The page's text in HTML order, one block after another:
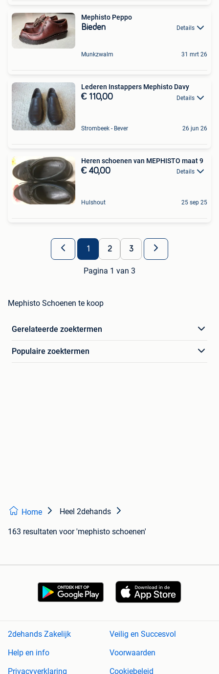
Mephisto Peppo
Bieden Details
Munkzwalm 31 mrt 26
Lederen Instappers Mephisto Davy
€ 110,00 Details
Strombeek - Bever 26 jun 26
Heren schoenen van MEPHISTO maat 9
€ 40,00 Details
Hulshout 25 sep 25
1 2 3
Pagina 1 van 3
Mephisto Schoenen te koop
Gerelateerde zoektermen
Populaire zoektermen
Home Heel 2dehands
163 resultaten voor 'mephisto schoenen'
2dehands Zakelijk
Veilig en Succesvol
Help en info
Voorwaarden
Privacyverklaring
Cookiebeleid